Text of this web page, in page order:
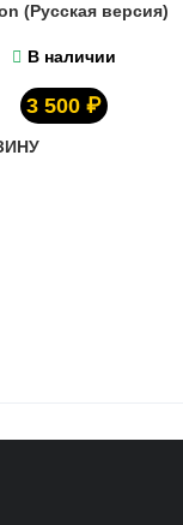
(Русская версия)
В наличии
3 500₽